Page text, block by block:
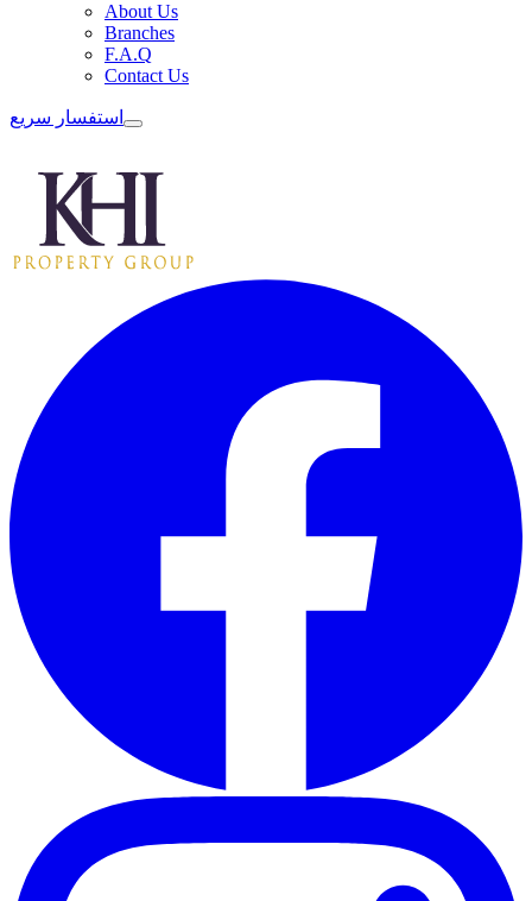
About Us
Branches
F.A.Q
Contact Us
استفسار سريع